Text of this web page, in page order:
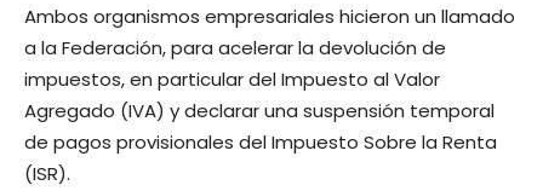
Ambos organismos empresariales hicieron un llamado
a la Federación, para acelerar la devolución de
impuestos, en particular del Impuesto al Valor
Agregado (IVA) y declarar una suspensión temporal
de pagos provisionales del Impuesto Sobre la Renta
(ISR).